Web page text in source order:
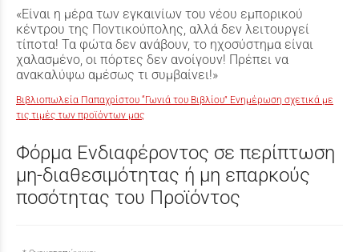
«Είναι η μέρα των εγκαινίων του νέου εμπορικού
κέντρου της Ποντικούπολης, αλλά δεν λειτουργεί
τίποτα! Τα φώτα δεν ανάβουν, το ηχοσύστημα είναι
χαλασμένο, οι πόρτες δεν ανοίγουν! Πρέπει να
ανακαλύψω αμέσως τι συμβαίνει!»
Βιβλιοπωλεία Παπαχρίστου “Γωνιά του Βιβλίου” Ενημέρωση σχετικά με
τις τιμές των προϊόντων μας
Φόρμα Ενδιαφέροντος σε περίπτωση
μη-διαθεσιμότητας ή μη επαρκούς
ποσότητας του Προϊόντος